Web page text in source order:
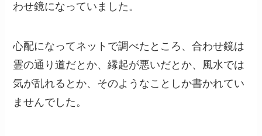
わせ鏡になっていました。
心配になってネットで調べたところ、合わせ鏡は
霊の通り道だとか、縁起が悪いだとか、風水では
気が乱れるとか、そのようなことしか書かれてい
ませんでした。